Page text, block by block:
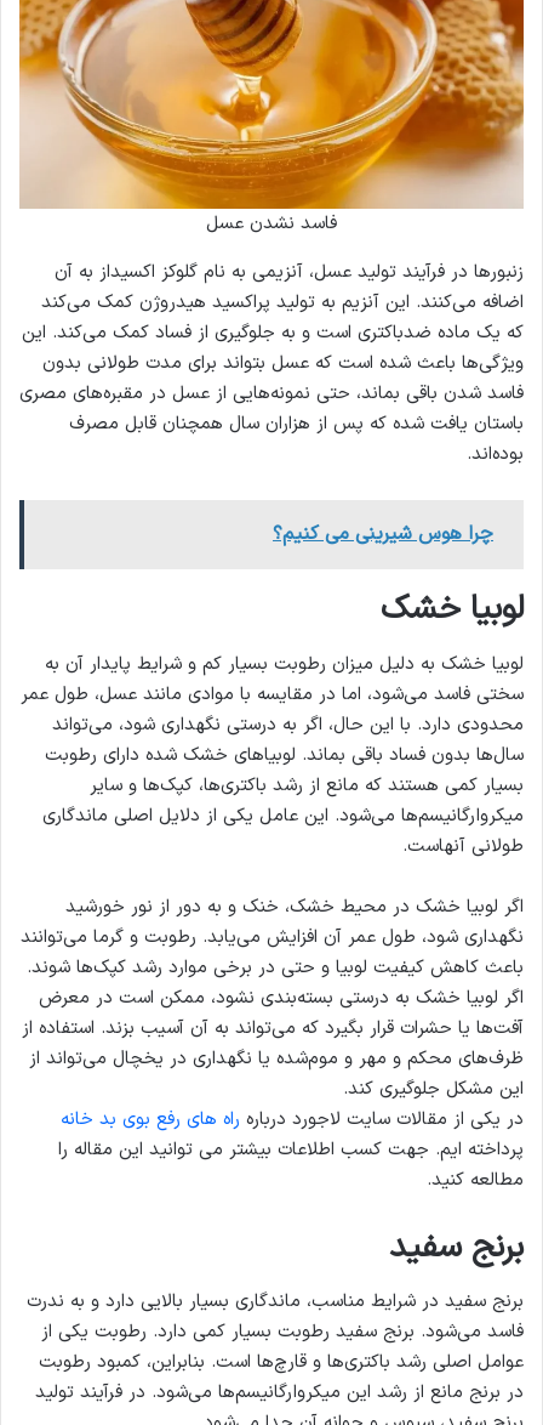
فاسد نشدن عسل
زنبورها در فرآیند تولید عسل، آنزیمی به نام گلوکز اکسیداز به آن
اضافه می‌کنند. این آنزیم به تولید پراکسید هیدروژن کمک می‌کند
که یک ماده ضدباکتری است و به جلوگیری از فساد کمک می‌کند. این
ویژگی‌ها باعث شده است که عسل بتواند برای مدت طولانی بدون
فاسد شدن باقی بماند، حتی نمونه‌هایی از عسل در مقبره‌های مصری
باستان یافت شده که پس از هزاران سال همچنان قابل مصرف
بوده‌اند.
چرا هوس شیرینی می کنیم؟
لوبیا خشک
لوبیا خشک به دلیل میزان رطوبت بسیار کم و شرایط پایدار آن به
سختی فاسد می‌شود، اما در مقایسه با موادی مانند عسل، طول عمر
محدودی دارد. با این حال، اگر به درستی نگهداری شود، می‌تواند
سال‌ها بدون فساد باقی بماند. لوبیاهای خشک شده دارای رطوبت
بسیار کمی هستند که مانع از رشد باکتری‌ها، کپک‌ها و سایر
میکروارگانیسم‌ها می‌شود. این عامل یکی از دلایل اصلی ماندگاری
طولانی آنهاست.
اگر لوبیا خشک در محیط خشک، خنک و به دور از نور خورشید
نگهداری شود، طول عمر آن افزایش می‌یابد. رطوبت و گرما می‌توانند
باعث کاهش کیفیت لوبیا و حتی در برخی موارد رشد کپک‌ها شوند.
اگر لوبیا خشک به درستی بسته‌بندی نشود، ممکن است در معرض
آفت‌ها یا حشرات قرار بگیرد که می‌تواند به آن آسیب بزند. استفاده از
ظرف‌های محکم و مهر و موم‌شده یا نگهداری در یخچال می‌تواند از
این مشکل جلوگیری کند.
در یکی از مقالات سایت لاجورد درباره راه های رفع بوی بد خانه
پرداخته ایم. جهت کسب اطلاعات بیشتر می توانید این مقاله را
مطالعه کنید.
برنج سفید
برنج سفید در شرایط مناسب، ماندگاری بسیار بالایی دارد و به ندرت
فاسد می‌شود. برنج سفید رطوبت بسیار کمی دارد. رطوبت یکی از
عوامل اصلی رشد باکتری‌ها و قارچ‌ها است. بنابراین، کمبود رطوبت
در برنج مانع از رشد این میکروارگانیسم‌ها می‌شود. در فرآیند تولید